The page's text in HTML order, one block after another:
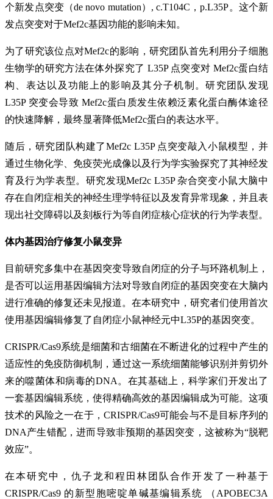
个新发点突变（de novo mutation）, c.T104C，p.L35P。这个新
发点突变对于Mef2c基因功能的影响未知。
为了研究该位点对Mef2c的影响，研究团队首先利用分子细胞
生物学的研究方法在体外探究了 L35P 点突变对 Mef2c蛋白结
构、表达以及功能上的影响及其分子机制。研究团队发现
L35P 突变会导致 Mef2c蛋白质发生依赖泛素化蛋白酶体途径
的快速降解，最终显著降低Mef2c蛋白的表达水平。
随后，研究团队构建了Mef2c L35P 点突变敲入小鼠模型，并
通过生物化学、免疫荧光成像以及行为学实验探究了其神经发
育及行为学表型。研究发现Mef2c L35P 杂合突变小鼠大脑中
存在自闭症相关的神经生理学特征以及发育异常现象，并且表
现出社交障碍以及刻板行为等自闭症核心症状的行为学表型。
体内基因治疗修复小鼠变异
目前研究多集中在基因突变导致自闭症的分子与环路机制上，
是否可以运用基因编辑方法对导致自闭症的基因突变在大脑内
进行准确的修复还未见报道。在本研究中，研究者们使用首次
使用基因编辑修复了自闭症小鼠神经元中L35P的基因突变。
CRISPR/Cas9系统是细菌和古细菌在不断进化的过程中产生的
适应性的免疫防御机制，通过这一系统细菌能够识别并剪切外
来的噬菌体和病毒的DNA。在其基础上，科学家们开发出了
一套基因编辑系统，使得精确高效的基因编辑成为可能。这项
技术的风险之一在于，CRISPR/Cas9可能会与不是目标序列的
DNA产生错配，进而导致非预期的基因突变，这被称为“脱靶
效应”。
在本研究中，仇子龙和程田林团队合作开发了一种基于
CRISPR/Cas9 的新型胞嘧啶单碱基编辑系统 （APOBEC3A